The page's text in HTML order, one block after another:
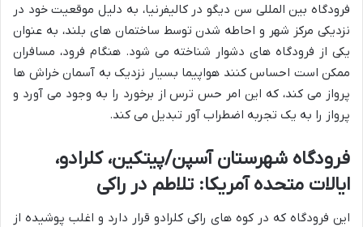
فرودگاه بین المللی سن دیگو در کالیفرنیا، به دلیل موقعیت خود در
نزدیکی مرکز شهر و احاطه شدن توسط ساختمان های بلند، به عنوان
یکی از فرودگاه های دشوار شناخته می شود. هنگام فرود، مسافران
ممکن است احساس کنند هواپیما بسیار نزدیک به آسمان خراش ها
پرواز می کند، که این امر حس ترس از برخورد را به وجود می آورد و
پرواز را به یک تجربه اضطراب آور تبدیل می کند.
فرودگاه شهرستان آسپن/پیتکین، کلرادو،
ایالات متحده آمریکا: تلاطم در راکی
این فرودگاه که در کوه های راکی کلرادو قرار دارد و اغلب پوشیده از